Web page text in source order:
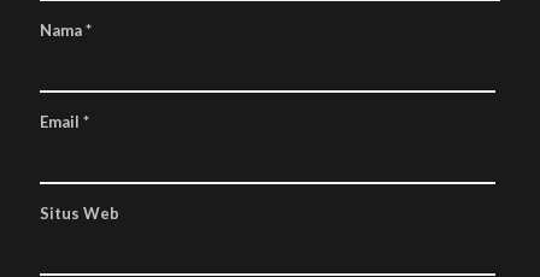
Nama*
Email *
Situs Web